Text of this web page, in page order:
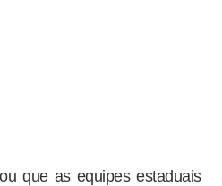
que as equipes estaduais